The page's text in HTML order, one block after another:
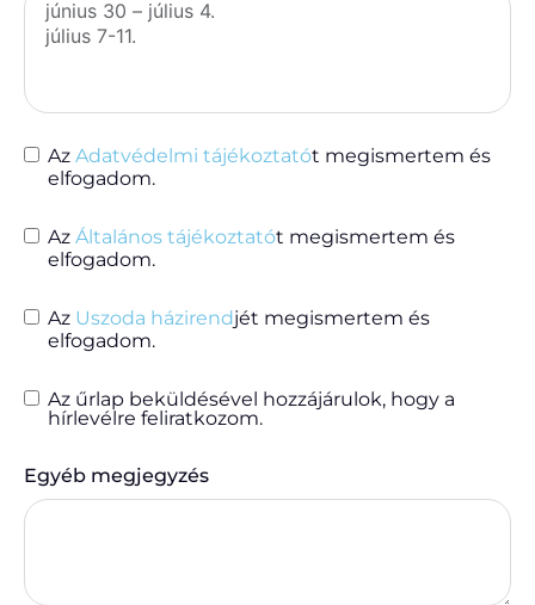
Az Adatvédelmi tájékoztatót megismertem és
elfogadom.
Az Általános tájékoztatót megismertem és
elfogadom.
Az Uszoda házirendjét megismertem és
elfogadom.
Az űrlap beküldésével hozzájárulok, hogy a
hírlevélre feliratkozom.
Egyéb megjegyzés